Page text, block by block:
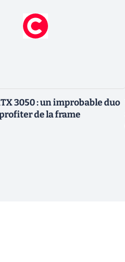
3050 : un improbable duo
de la frame